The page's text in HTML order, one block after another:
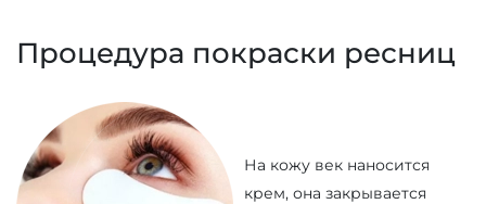
Процедура покраски ресниц
На кожу век наносится
крем, она закрывается